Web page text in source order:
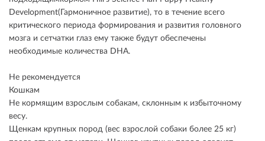
Development(Гармоничное развитие), то в течение всего
критического периода формирования и развития головного
мозга и сетчатки глаз ему также будут обеспечены
необходимые количества DHA.
Не рекомендуется
Кошкам
Не кормящим взрослым собакам, склонным к избыточному
весу.
Щенкам крупных пород (вес взрослой собаки более 25 кг)